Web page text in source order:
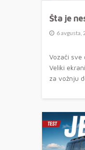
Šta je
6 avgusta,
Vozači
Veliki
za vožnju